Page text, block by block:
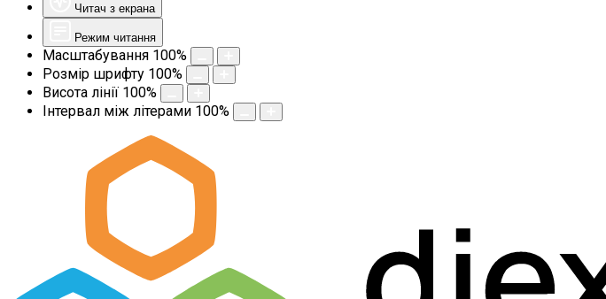
Читач з екрана
Режим читання
Масштабування 100%
Розмір шрифту 100%
Висота лінії 100%
Інтервал між літерами 100%